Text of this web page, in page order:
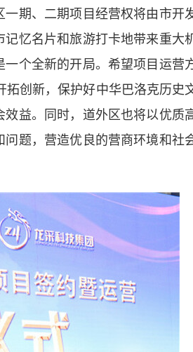
期、二期项目经营权将由市开
忆名片和旅游打卡地带来重大
个全新的开局。希望项目运营
拓创新，保护好中华巴洛克历史
益。同时，道外区也将以优质
题，营造优良的营商环境和社